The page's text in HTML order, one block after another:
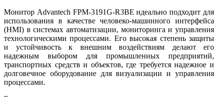
Монитор Advantech FPM-3191G-R3BE идеально подходит для
использования в качестве человеко-машинного интерфейса
(HMI) в системах автоматизации, мониторинга и управления
технологическими процессами. Его высокая степень защиты
и устойчивость к внешним воздействиям делают его
надежным выбором для промышленных предприятий,
транспортных средств и объектов, где требуется надежное и
долговечное оборудование для визуализации и управления
процессами.